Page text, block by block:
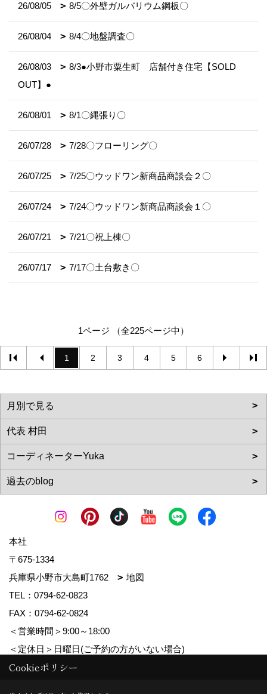
26/08/05 8/5〇外壁ガルバリウム鋼板〇
26/08/04 8/4〇地盤調査〇
26/08/03
8/3●小野市粟生町 店舗付き住宅【SOLD
OUT】●
26/08/01 8/1〇縄張り〇
26/07/28 7/28〇フローリング〇
26/07/25 7/25〇ウッドワン新商品商談会２〇
26/07/24 7/24〇ウッドワン新商品商談会１〇
26/07/21 7/21〇祝上棟〇
26/07/17 7/17〇土台敷き〇
1ページ （全225ページ中）
1 2 3 4 5 6
本社
〒675-1334
兵庫県小野市大島町1762
地図
TEL： 0794-62-0823
FAX：0794-62-0824
＜営業時間＞9:00～18:00
＜定休日＞日曜日(ご予約の方がいない場合)
Cookieポリシー